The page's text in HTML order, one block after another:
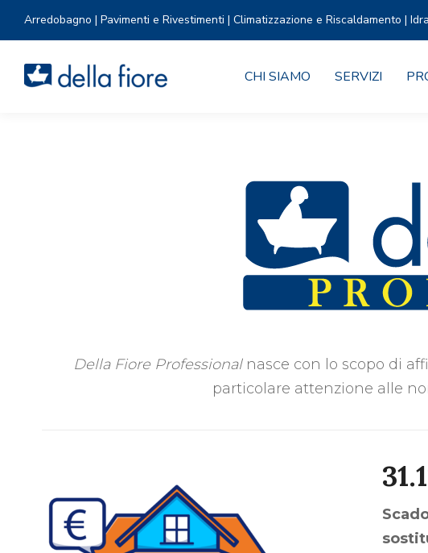
Arredobagno | Pavimenti e Rivestimenti | Climatizzazione e Riscaldamento |
CHI SIAMO SERVIZI
Della Fiore Professionalnasce con lo scopo di
particolare attenzione alle